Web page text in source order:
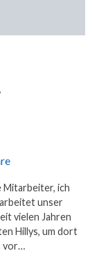
ich
unser
vielen Jahren
Hillys, um dort
vor…